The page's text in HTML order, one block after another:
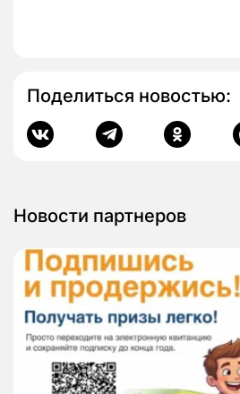
Поделиться новостью:
Новости партнеров